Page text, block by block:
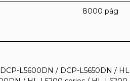
8000 pág
L5600DN / DCP-L5650DN /